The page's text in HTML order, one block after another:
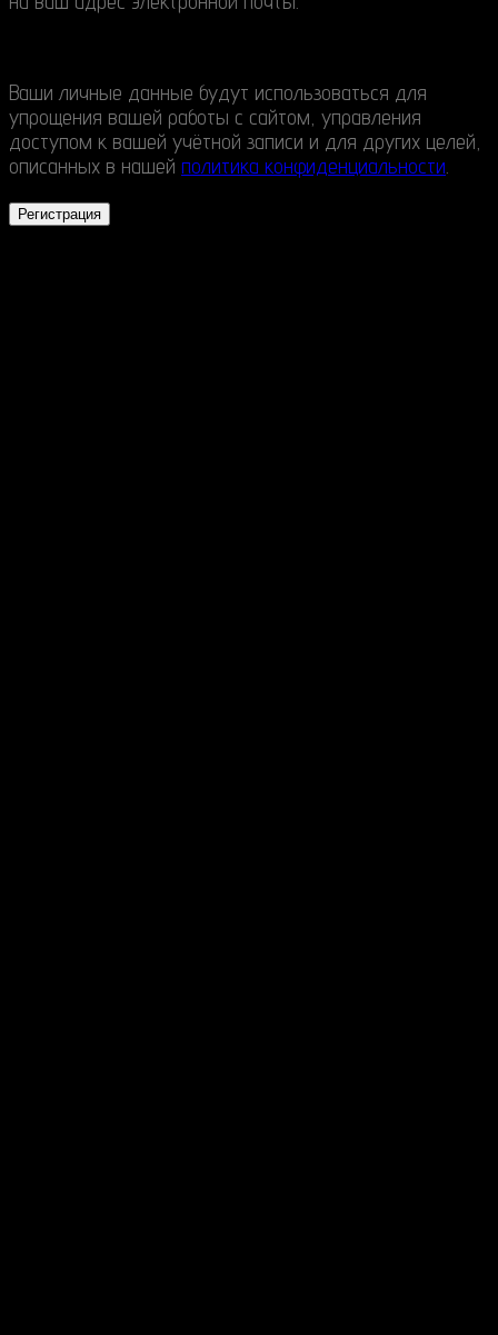
Ваши личные данные будут использоваться для
упрощения вашей работы с сайтом, управления
доступом к вашей учётной записи и для других целей,
описанных в нашей политика конфиденциальности
Регистрация